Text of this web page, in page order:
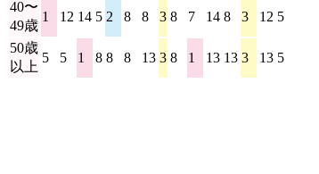
40〜
49歳
1 12 14 5 2 8 8 3 8 7 14 8 3 12 5
50歳
以上
5 5 1 8 8 8 13 3 8 1 13 13 3 13 5